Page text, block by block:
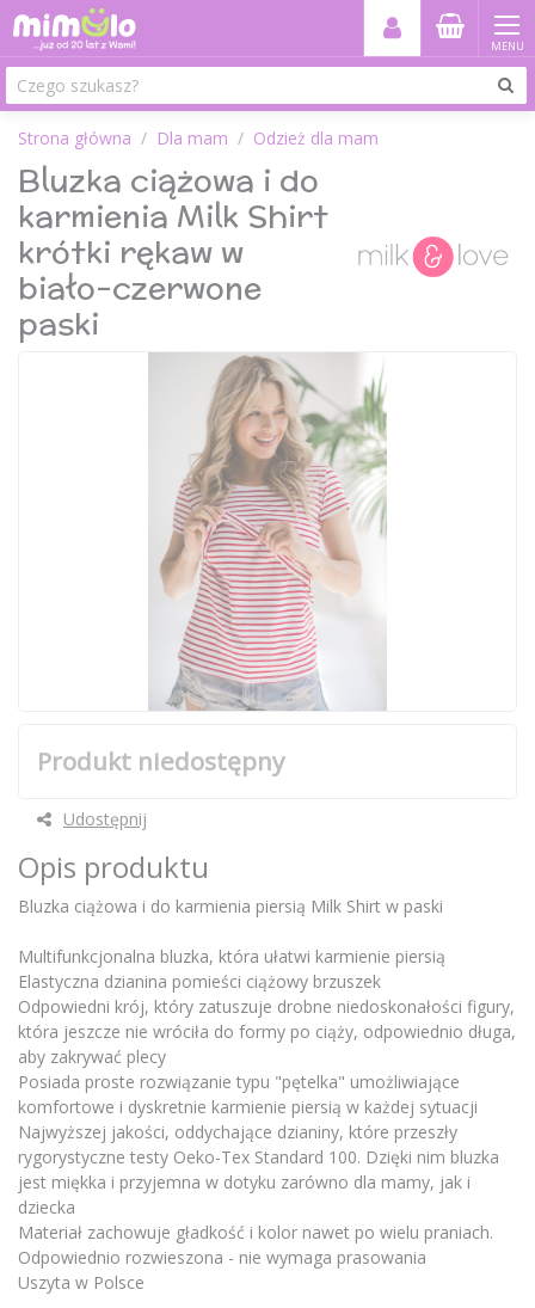
MENU
Strona główna Dla mam Odzież dla mam
Bluzka ciążowa i do
karmienia Milk Shirt
krótki rękaw w
biało-czerwone
paski
Produkt niedostępny
Udostępnij
Opis produktu
Bluzka ciążowa i do karmienia piersią Milk Shirt w paski
Multifunkcjonalna bluzka, która ułatwi karmienie piersią
Elastyczna dzianina pomieści ciążowy brzuszek
Odpowiedni krój, który zatuszuje drobne niedoskonałości figury,
która jeszcze nie wróciła do formy po ciąży, odpowiednio długa,
aby zakrywać plecy
Posiada proste rozwiązanie typu "pętelka" umożliwiające
komfortowe i dyskretnie karmienie piersią w każdej sytuacji
Najwyższej jakości, oddychające dzianiny, które przeszły
rygorystyczne testy Oeko-Tex Standard 100. Dzięki nim bluzka
jest miękka i przyjemna w dotyku zarówno dla mamy, jak i
dziecka
Materiał zachowuje gładkość i kolor nawet po wielu praniach.
Odpowiednio rozwieszona - nie wymaga prasowania
Uszyta w Polsce